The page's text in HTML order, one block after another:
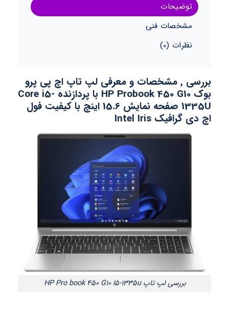
توضیحات
مشخصات فنی
نظرات (0)
بررسی , مشخصات و معرفی لپ تاپ اچ پی پرو
بوک HP Probook 450 G10 با پردازنده Core i5-
1335U صفحه نمایش 15.6 اینچ با کیفیت فول
اچ دی گرافیک Intel Iris
بررسی لپ تاپ HP Pro book 450 G10 i5-1335u